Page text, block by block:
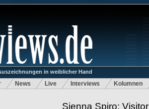
in weiblicher Hand
News Live Interviews Kolumnen
Sienna Spiro: Visitor